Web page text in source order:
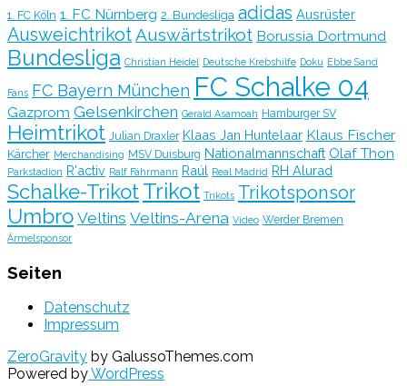
1. FC Köln 1. FC Nürnberg 2. Bundesliga adidas Ausrüster
AusweichtrikotAuswärtstrikot Borussia Dortmund
Bundesliga Christian Heidel Deutsche Krebshilfe Doku Ebbe Sand
Fans FC Bayern München FC Schalke 04
Gazprom Gelsenkirchen Gerald Asamoah Hamburger SV
Heimtrikot Julian Draxler Klaas Jan Huntelaar Klaus Fischer
Kärcher Merchandising MSV Duisburg Nationalmannschaft Olaf Thon
Parkstadion R'activ Ralf Fährmann Raúl Real Madrid RH Alurad
Schalke-TrikotTrikot Trikots Trikotsponsor
Umbro Veltins Veltins-Arena Video Werder Bremen
Ärmelsponsor
Seiten
Datenschutz
Impressum
ZeroGravity by GalussoThemes.com
Powered byWordPress